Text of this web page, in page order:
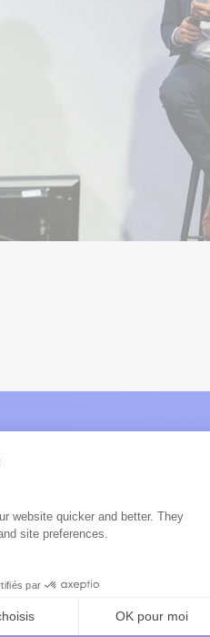
du
website quicker and better. They
site preferences.
par
OK pour moi